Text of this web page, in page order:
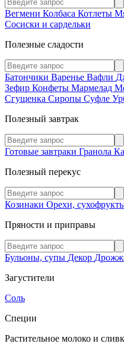
Вегмени Колбаса Котлеты
Сосиски и сардельки
Полезные сладости
Батончики Варенье Вафли
Зефир Конфеты Мармелад
Сгущенка Сиропы Суфле
Полезный завтрак
Готовые завтраки Гранола
Полезный перекус
Козинаки Орехи,
Пряности и приправы
Бульоны, супы Декор
Загустители
Соль
Специи
Растительное молоко и